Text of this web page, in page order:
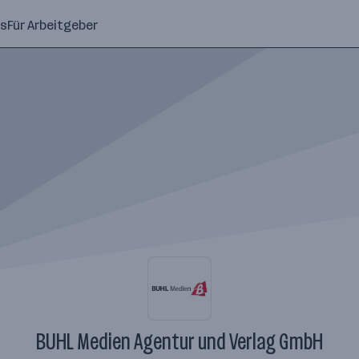
Für Arbeitgeber
BUHL Medien Agentur und Verlag GmbH